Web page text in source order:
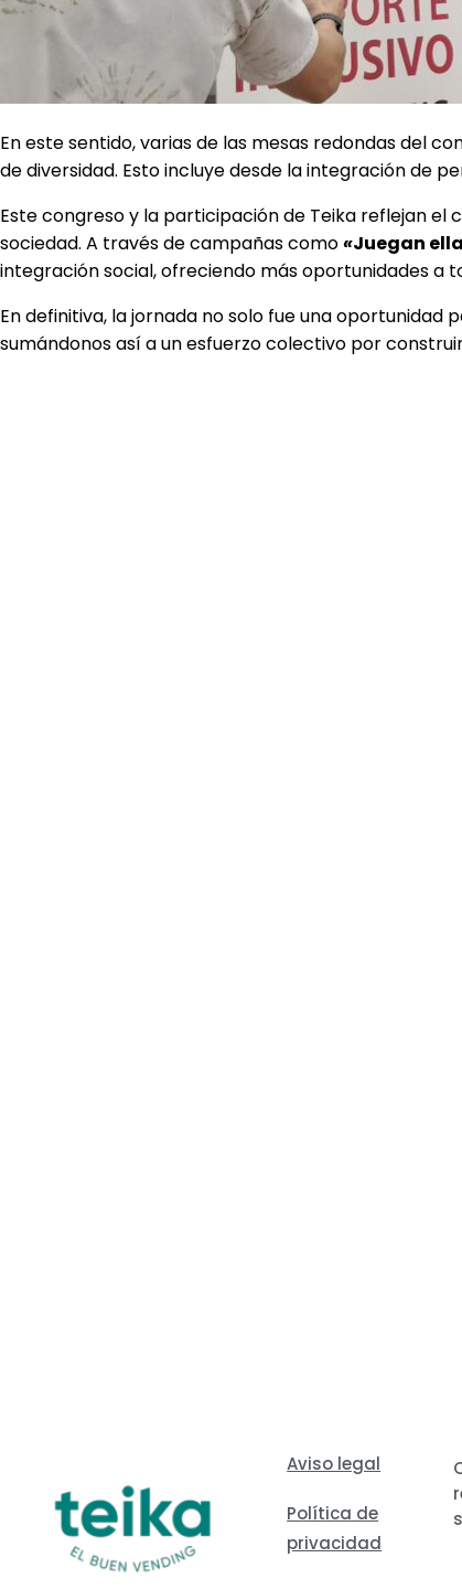
En este sentido, varias de las mesas redondas del
de diversidad. Esto incluye desde la integración de
Este congreso y la participación de Teika reflejan
sociedad. A través de campañas como«Juegan
integración social, ofreciendo más oportunidades a
En definitiva, la jornada no solo fue una
sumándonos así a un esfuerzo colectivo por
Aviso legal
Política de
privacidad